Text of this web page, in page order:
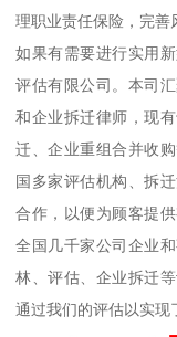
理职业责任保险，完善
如果有需要进行实用
评估有限公司。本司
和企业拆迁律师，现
迁、企业重组合并收
国多家评估机构、拆
合作，以便为顾客提
全国几千家公司企业
林、评估、企业拆迁
通过我们的评估以实现